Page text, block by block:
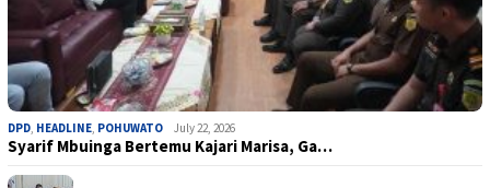
DPD HEADLINE POHUWATO July 22, 2026
Syarif Mbuinga Bertemu Kajari Marisa, Ga…